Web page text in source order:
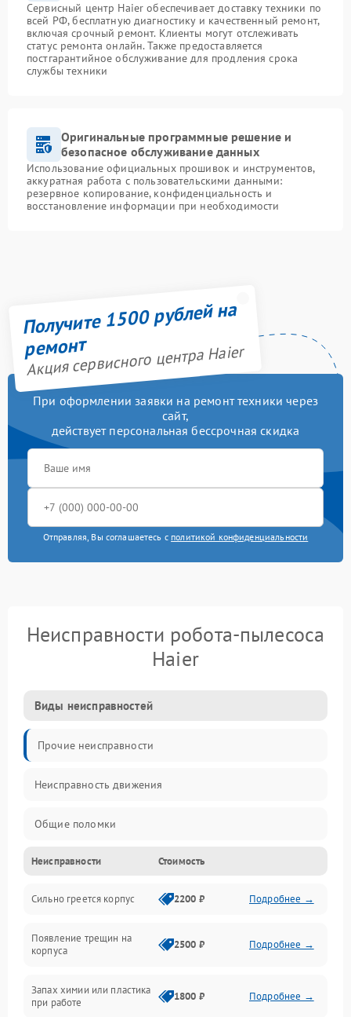
Сервисный центр Haier обеспечивает доставку техники по
всей РФ, бесплатную диагностику и качественный ремонт,
включая срочный ремонт. Клиенты могут отслеживать
статус ремонта онлайн. Также предоставляется
постгарантийное обслуживание для продления срока
службы техники
Оригинальные программные решение и
безопасное обслуживание данных
Использование официальных прошивок и инструментов,
аккуратная работа с пользовательскими данными:
резервное копирование, конфиденциальность и
восстановление информации при необходимости
Получите 1500 рублей на
ремонт
Акция сервисного центра Haier
При оформлении заявки на ремонт техники через
сайт,
действует персональная бессрочная скидка
Отправляя, Вы соглашаетесь с политикой конфиденциальности
Неисправности робота-пылесоса
Haier
Виды неисправностей
Прочие неисправности
Неисправность движения
Общие поломки
Неисправность датчиков
Неисправность программного обеспечения
Проблемы с сигналом
Неисправности Стоимость
Сильно греется корпус 2200 ₽ Подробнее →
Появление трещин на
корпуса
2500 ₽ Подробнее →
Запах химии или пластика
при работе
1800 ₽ Подробнее →